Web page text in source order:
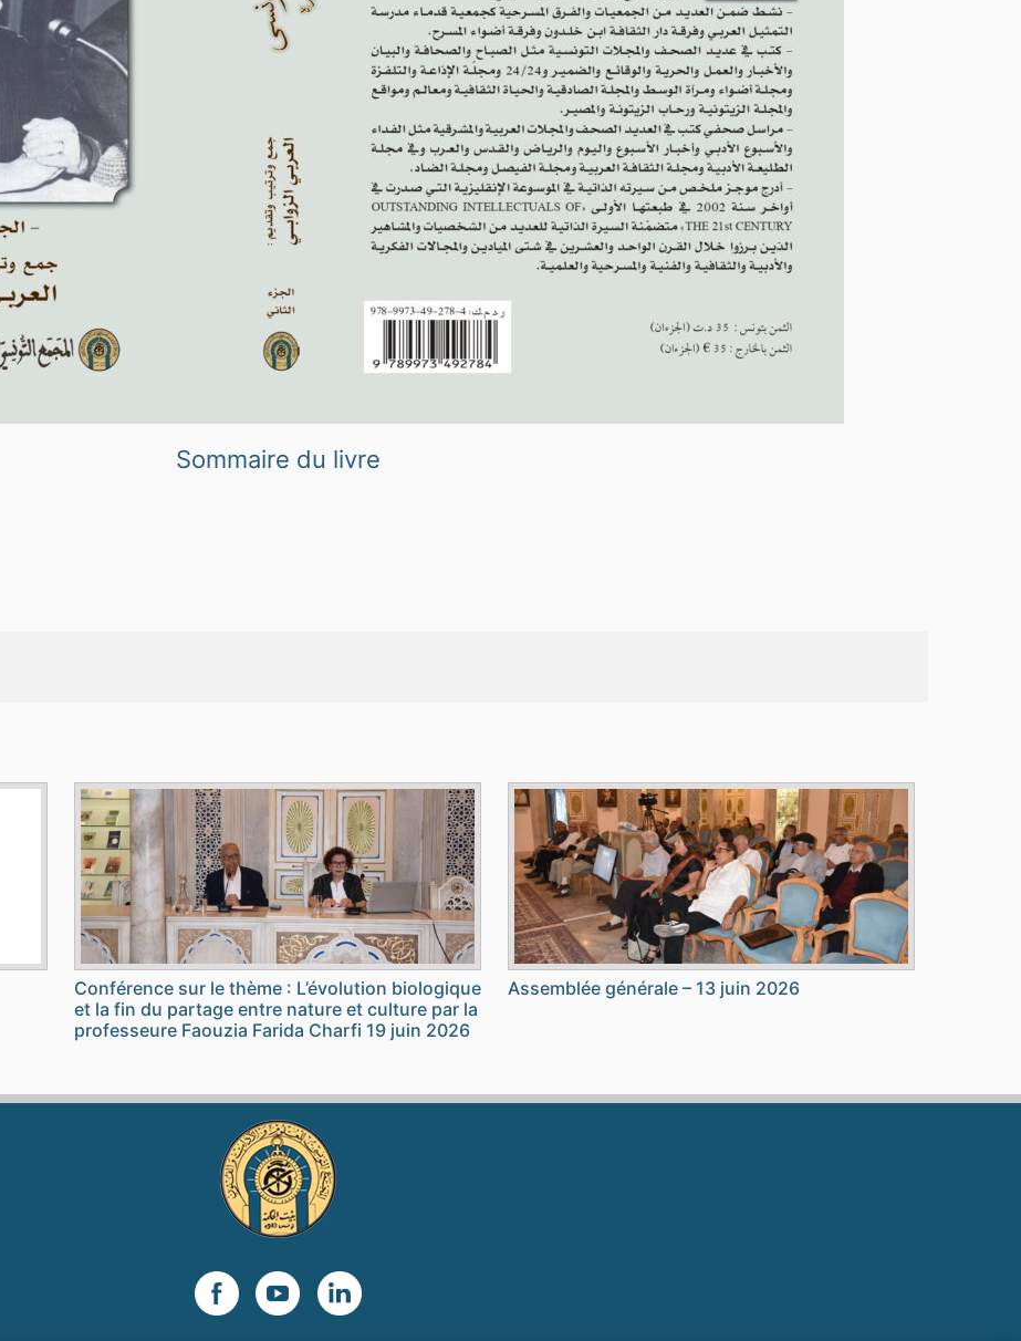
Sommaire du livre
Conférence sur le thème : L’évolution biologique
et la fin du partage entre nature et culture par la
professeure Faouzia Farida Charfi 19 juin 2026
Assemblée générale – 13 juin 2026